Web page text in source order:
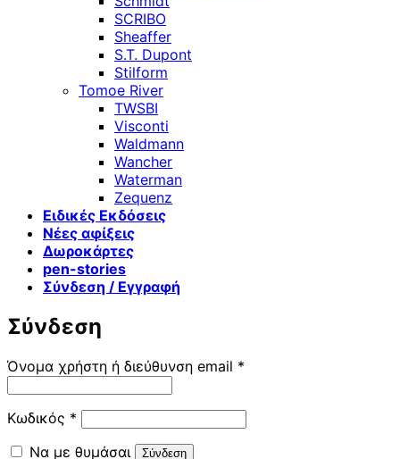
SCRIBO
Sheaffer
S.T. Dupont
Stilform
Tomoe River
TWSBI
Visconti
Waldmann
Wancher
Waterman
Zequenz
Ειδικές Εκδόσεις
Νέες αφίξεις
Δωροκάρτες
pen-stories
Σύνδεση / Εγγραφή
Σύνδεση
Όνομα χρήστη ή διεύθυνση email *
Κωδικός * Απαιτείται
Να με θυμάσαι
Σύνδεση